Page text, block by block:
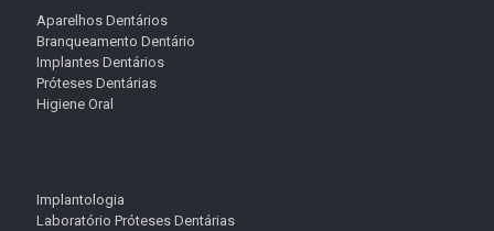
Aparelhos Dentários
Branqueamento Dentário
Implantes Dentários
Próteses Dentárias
Higiene Oral
Implantologia
Laboratório Próteses Dentárias